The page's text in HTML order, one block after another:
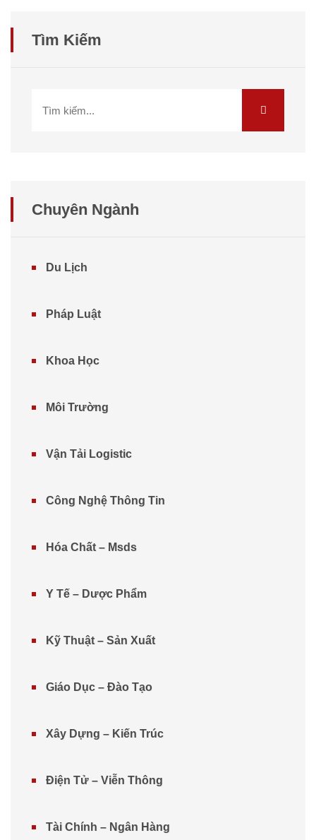
Tìm Kiếm
Chuyên Ngành
Du Lịch
Pháp Luật
Khoa Học
Môi Trường
Vận Tải Logistic
Công Nghệ Thông Tin
Hóa Chất – Msds
Y Tế – Dược Phẩm
Kỹ Thuật – Sản Xuất
Giáo Dục – Đào Tạo
Xây Dựng – Kiến Trúc
Điện Tử – Viễn Thông
Tài Chính – Ngân Hàng